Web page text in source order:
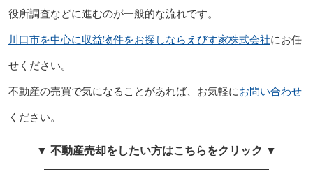
役所調査などに進むのが一般的な流れです。
川口市を中心に収益物件をお探しならえびす家株式会社にお任
せください。
不動産の売買で気になることがあれば、お気軽にお問い合わせ
ください。
▼ 不動産売却をしたい方はこちらをクリック ▼